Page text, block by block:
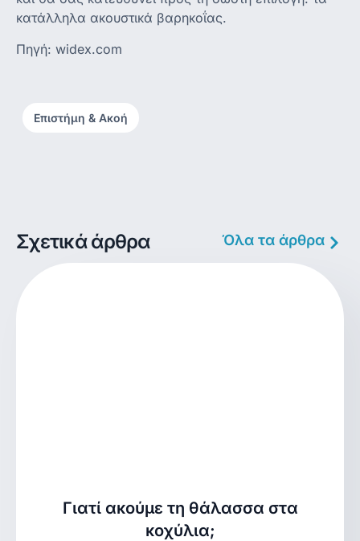
κατάλληλα ακουστικά βαρηκοΐας.
Πηγή: widex.com
Επιστήμη & Ακοή
Σχετικά άρθρα Όλα τα άρθρα
Γιατί ακούμε τη θάλασσα στα
κοχύλια;